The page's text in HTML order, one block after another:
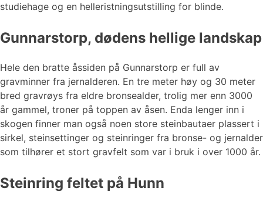
studiehage og en helleristningsutstilling for blinde.
Gunnarstorp, dødens hellige landskap
Hele den bratte åssiden på Gunnarstorp er full av
gravminner fra jernalderen. En tre meter høy og 30 meter
bred gravrøys fra eldre bronsealder, trolig mer enn 3000
år gammel, troner på toppen av åsen. Enda lenger inn i
skogen finner man også noen store steinbautaer plassert i
sirkel, steinsettinger og steinringer fra bronse- og jernalder
som tilhører et stort gravfelt som var i bruk i over 1000 år.
Steinring feltet på Hunn